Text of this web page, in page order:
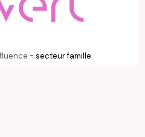
- secteur famille